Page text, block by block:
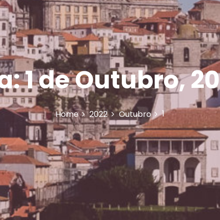
1 de Outubro,
Home 2022 Outubro 1